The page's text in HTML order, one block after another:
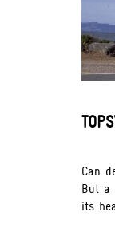
Can
But a
its